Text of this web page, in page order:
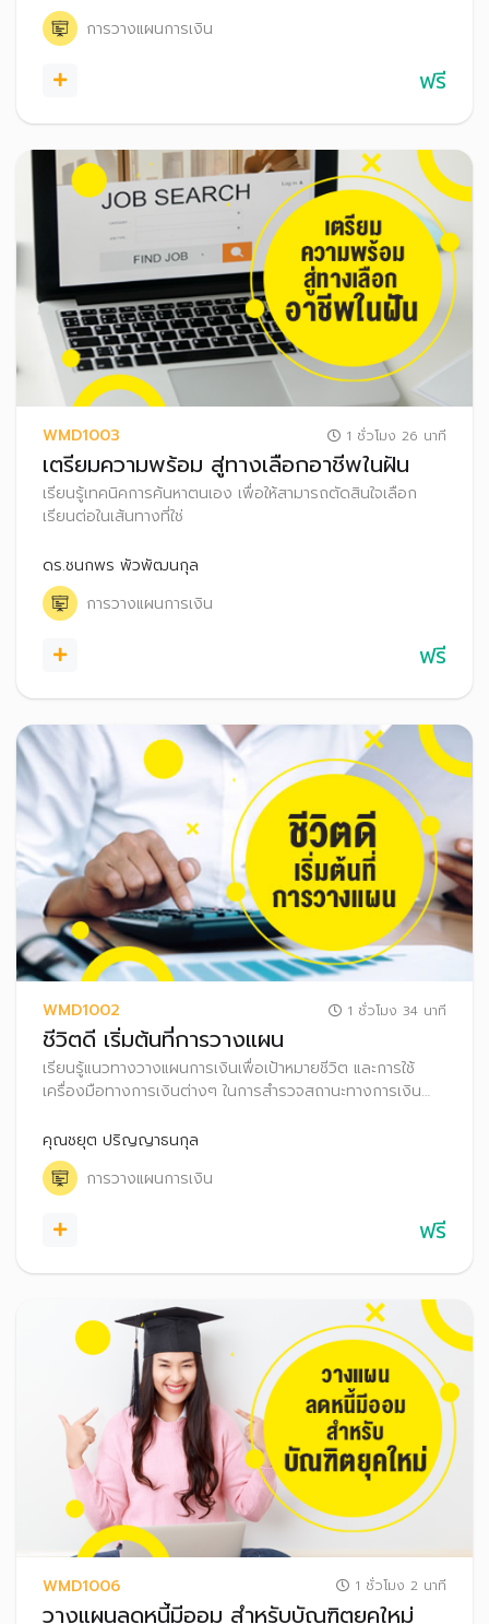
การวางแผนการเงิน
ฟรี
WMD1003 1 ชั่วโมง 26 นาที
เตรียมความพร้อม สู่ทางเลือกอาชีพในฝัน
เรียนรู้เทคนิคการค้นหาตนเอง เพื่อให้สามารถตัดสินใจเลือก
เรียนต่อในเส้นทางที่ใช่
ดร.ชนกพร พัวพัฒนกุล
การวางแผนการเงิน
ฟรี
WMD1002 1 ชั่วโมง 34 นาที
ชีวิตดี เริ่มต้นที่การวางแผน
เรียนรู้แนวทางวางแผนการเงินเพื่อเป้าหมายชีวิต และการใช้
เครื่องมือทางการเงินต่างๆ ในการสำรวจสถานะทางการเงิน
คุณชยุต ปริญญาธนกุล
การวางแผนการเงิน
ฟรี
WMD1006 1 ชั่วโมง 2 นาที
วางแผนลดหนี้มีออม สำหรับบัณฑิตยุคใหม่